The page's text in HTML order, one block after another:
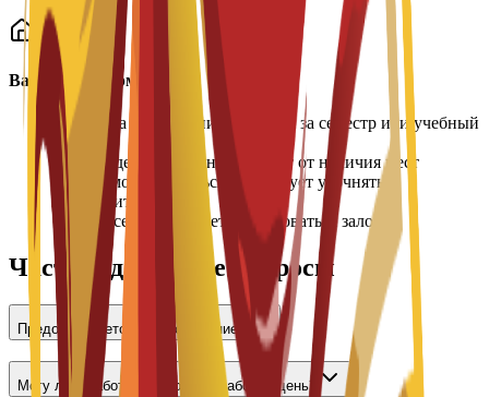
Важная информация
•Плата за проживание вносится за семестр или учебный
год
•Распределение комнат зависит от наличия мест
Цены могут меняться, их следует уточнять в
университете
• При заселении может потребоваться залог
Часто задаваемые вопросы
Предоставляется ли проживание?
Могу ли я работать неполный рабочий день?